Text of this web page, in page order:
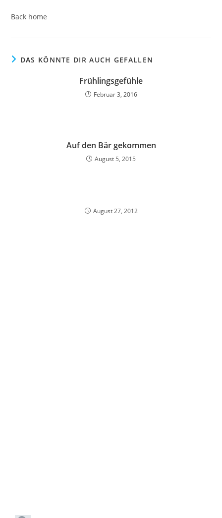
Back home
DAS KÖNNTE DIR AUCH GEFALLEN
Frühlingsgefühle
Februar 3, 2016
Auf den Bär gekommen
August 5, 2015
August 27, 2012